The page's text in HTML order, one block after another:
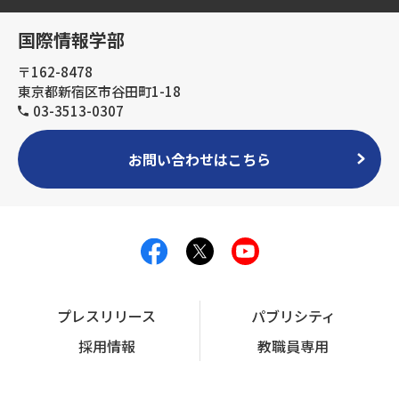
国際情報学部
〒162-8478
東京都新宿区市谷田町1-18
03-3513-0307
お問い合わせはこちら
プレスリリース
パブリシティ
採用情報
教職員専用